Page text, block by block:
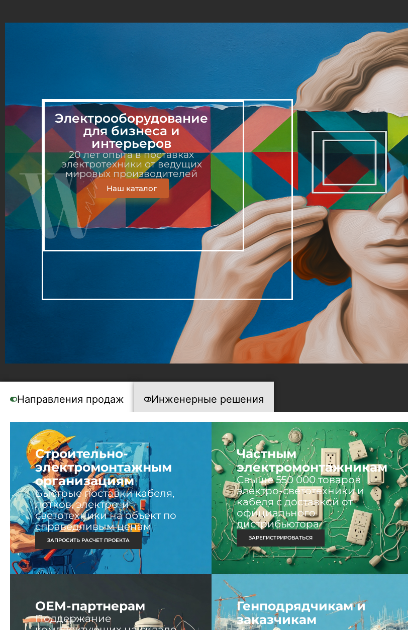
НАПРАВЛЕНИЯ ПРОДАЖ ИНЖЕНЕРНЫЕ РЕШЕНИЯ ИНТЕРНЕТ-МАГАЗИН О КОМПАНИИ
Электрооборудование
для бизнеса и
интерьеров
20 лет опыта в поставках
электротехники от ведущих
мировых производителей
Наш каталог
Направления продаж Инженерные решения
Строительно-
электромонтажным
организациям
Быстрые поставки кабеля,
лотков, электро-и
светотехники на объект по
справедливым ценам
ЗАПРОСИТЬ РАСЧЕТ ПРОЕКТА
Частным
электромонтажникам
Свыше 550 000 товаров
электро-светотехники и
кабеля с доставкой от
официального
дистрибьютора
ЗАРЕГИСТРИРОВАТЬСЯ
ОЕМ-партнерам
Поддержание
Генподрядчикам и
заказчикам